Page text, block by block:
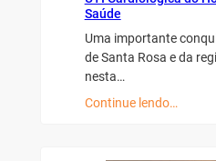
Saúde
Uma importante
de Santa Rosa e da
nesta…
Continue lendo…